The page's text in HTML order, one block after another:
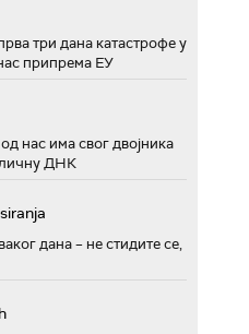
три дана катастрофе у
припрема ЕУ
нас има свог двојника
ДНК
дана – не стидите се,